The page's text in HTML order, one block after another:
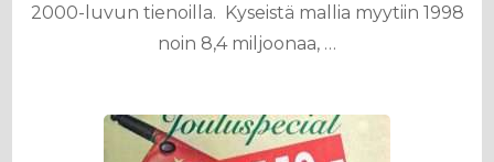
2000-luvun tienoilla. Kyseistä mallia myytiin 1998
noin 8,4 miljoonaa, …